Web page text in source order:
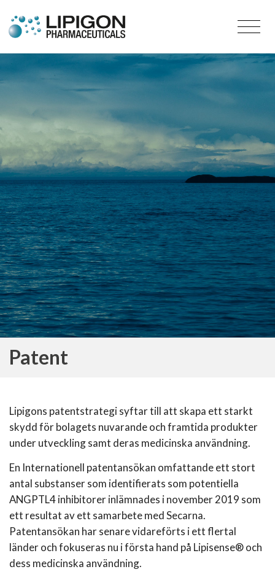
Patent
Lipigons patentstrategi syftar till att skapa ett starkt
skydd för bolagets nuvarande och framtida produkter
under utveckling samt deras medicinska användning.
En Internationell patentansökan omfattande ett stort
antal substanser som identifierats som potentiella
ANGPTL4 inhibitorer inlämnades i november 2019 som
ett resultat av ett samarbete med Secarna.
Patentansökan har senare vidareförts i ett flertal
länder och fokuseras nu i första hand på Lipisense® och
dess medicinska användning.